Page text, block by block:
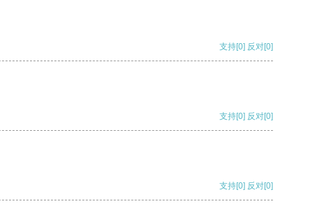
支持[0] 反对[0]
支持[0] 反对[0]
支持[0] 反对[0]